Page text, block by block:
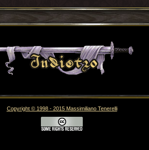
Copyright © 1998 - 2015 Massimiliano Tenerelli